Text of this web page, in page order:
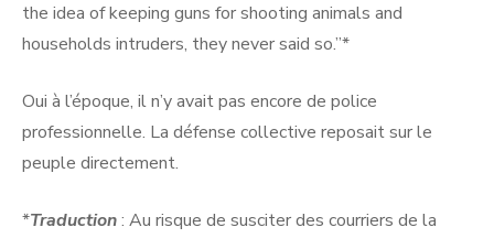
the idea of keeping guns for shooting animals and
households intruders, they never said so.’’*
Oui à l’époque, il n’y avait pas encore de police
professionnelle. La défense collective reposait sur le
peuple directement.
*Traduction: Au risque de susciter des courriers de la